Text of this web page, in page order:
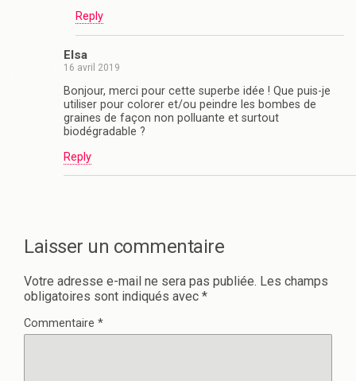
Reply
Elsa
16 avril 2019
Bonjour, merci pour cette superbe idée ! Que puis-je
utiliser pour colorer et/ou peindre les bombes de
graines de façon non polluante et surtout
biodégradable ?
Reply
Laisser un commentaire
Votre adresse e-mail ne sera pas publiée. Les champs
obligatoires sont indiqués avec *
Commentaire *